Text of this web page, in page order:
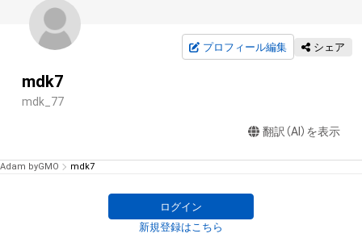
プロフィール編集 シェア
mdk7
mdk_77
翻訳（AI）を表示
Adam byGMO mdk7
ログイン
新規登録はこちら